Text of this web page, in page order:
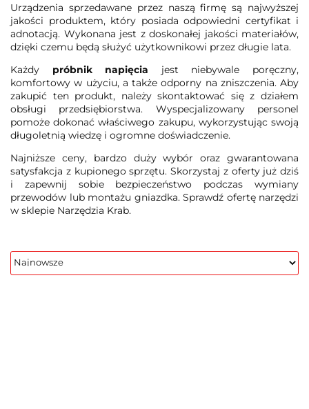
Urządzenia sprzedawane przez naszą firmę są najwyższej
jakości produktem, który posiada odpowiedni certyfikat i
adnotacją. Wykonana jest z doskonałej jakości materiałów,
dzięki czemu będą służyć użytkownikowi przez długie lata.
Każdy próbnik napięcia jest niebywale poręczny,
komfortowy w użyciu, a także odporny na zniszczenia. Aby
zakupić ten produkt, należy skontaktować się z działem
obsługi przedsiębiorstwa. Wyspecjalizowany personel
pomoże dokonać właściwego zakupu, wykorzystując swoją
długoletnią wiedzę i ogromne doświadczenie.
Najniższe ceny, bardzo duży wybór oraz gwarantowana
satysfakcja z kupionego sprzętu. Skorzystaj z oferty już dziś
i zapewnij sobie bezpieczeństwo podczas wymiany
przewodów lub montażu gniazdka. Sprawdź ofertę narzędzi
w sklepie Narzędzia Krab.